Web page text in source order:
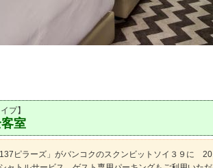
プ】
室
ピラーズ」がバンコクのスクンビットソイ３９に